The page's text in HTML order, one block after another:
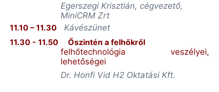
Egerszegi Krisztián, cégvezető,
MiniCRM Zrt
11.10 – 11.30
Kávészünet
11.30 - 11.50
Őszintén a felhőkről
felhőtechnológia veszélyei,
lehetőségei
Dr. Honfi Vid H2 Oktatási Kft.